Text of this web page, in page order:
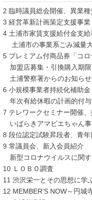
2 臨時議員総会開催、異業種
3 経営革新計画策定支援事業
4 土浦市家賃支援給付金支給
土浦市の事業系ごみ減量
5 プレミアム付商品券「コ
加盟店募集・引換購入期
土浦警察署からのお知ら
6 小規模事業者持続化補助金
年次有給休暇の計画的付
7 テレワークセミナー開催
いばらきアマビエちゃん
8 段位認定試験昇段者、青
9 常議員会、新入会員紹介
新型コロナウイルスに関
10 ＬＯＢＯ調査
11 渋沢栄一とその思想に学
12 MEMBER’S NOW～円城